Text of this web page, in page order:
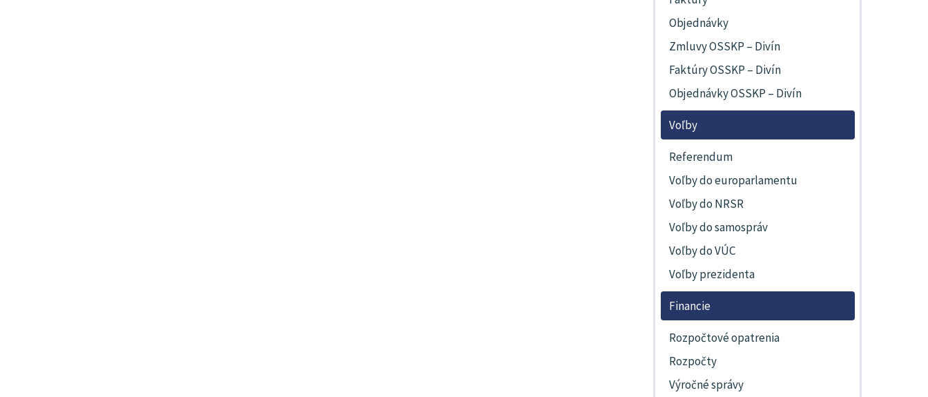
Objednávky
Zmluvy OSSKP – Divín
Faktúry OSSKP – Divín
Objednávky OSSKP – Divín
Voľby
Referendum
Voľby do europarlamentu
Voľby do NRSR
Voľby do samospráv
Voľby do VÚC
Voľby prezidenta
Financie
Rozpočtové opatrenia
Rozpočty
Výročné správy